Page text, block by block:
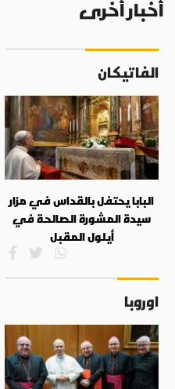
أخبار أخرى
الفاتيكان
البابا يحتفل بالقداس في مزار
سيدة المشورة الصالحة في
أيلول المقبل
اوروبا